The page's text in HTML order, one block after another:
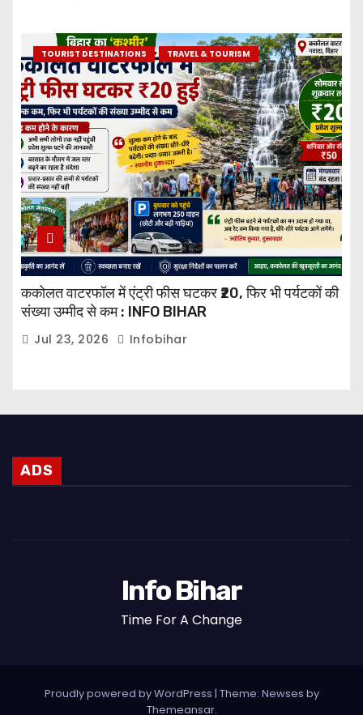
TOURIST DESTINATIONS TRAVEL & TOURISM
ककोलत वाटरफॉल में एंट्री फीस घटकर ₹20, फिर भी पर्यटकों की
संख्या उम्मीद से कम : INFO BIHAR
Jul 23, 2026 Infobihar
ADS
Info Bihar
Time For A Change
Proudly powered by WordPress | Theme: Newses by
Themeansar.